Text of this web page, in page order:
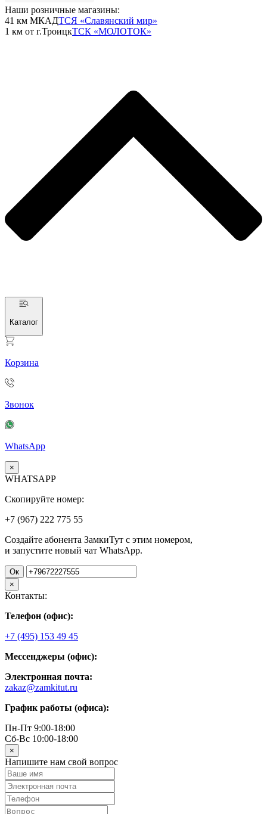
Наши розничные магазины:
41 км МКАДТСЯ «Славянский мир»
1 км от г.ТроицкТСК «МОЛОТОК»
Каталог
Корзина
Звонок
WhatsApp
×
WHATSAPP
Скопируйте номер:
+7 (967) 222 775 55
Создайте абонента ЗамкиТут с этим номером,
и запустите новый чат WhatsApp.
Ок
×
Контакты:
Телефон (офис):
+7 (495) 153 49 45
Мессенджеры (офис):
Электронная почта:
zakaz@zamkitut.ru
График работы (офиса):
Пн-Пт 9:00-18:00
Сб-Вс 10:00-18:00
×
Напишите нам свой вопрос